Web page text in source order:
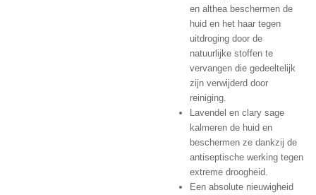
en althea beschermen de
huid en het haar tegen
uitdroging door de
natuurlijke stoffen te
vervangen die gedeeltelijk
zijn verwijderd door
reiniging.
Lavendel en clary sage
kalmeren de huid en
beschermen ze dankzij de
antiseptische werking tegen
extreme droogheid.
Een absolute nieuwigheid